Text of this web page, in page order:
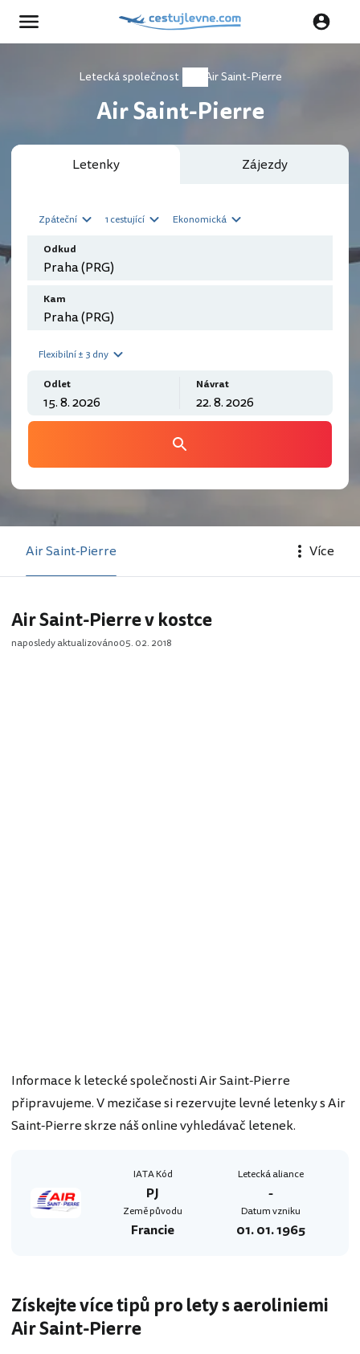
Letecká společnost Air Saint-Pierre
Air Saint-Pierre
Letenky Zájezdy
Zpáteční 1 cestující Ekonomická
Odkud
Kam
Flexibilní ± 3 dny
Odlet Návrat
Air Saint-Pierre Více
Air Saint-Pierre v kostce
naposledy aktualizováno05. 02. 2018
Informace k letecké společnosti Air Saint-Pierre
připravujeme. V mezičase si rezervujte levné letenky s Air
Saint-Pierre skrze náš online vyhledávač letenek.
IATA Kód
PJ
Letecká aliance
-
Země původu
Francie
Datum vzniku
01. 01. 1965
Získejte více tipů pro lety s aeroliniemi
Air Saint-Pierre